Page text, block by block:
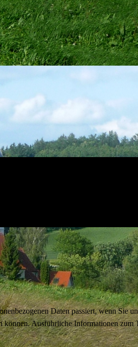
Daten passiert, wenn Sie
können. Ausführliche Informationen zum